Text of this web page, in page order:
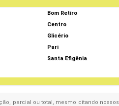
Bom Retiro
Centro
Glicério
Pari
Santa Efigênia
parcial ou total, mesmo citando